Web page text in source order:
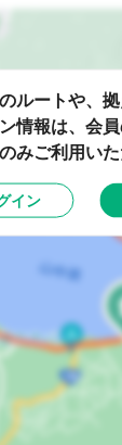
ルートや、
情報は、会
みご利用いた
イン